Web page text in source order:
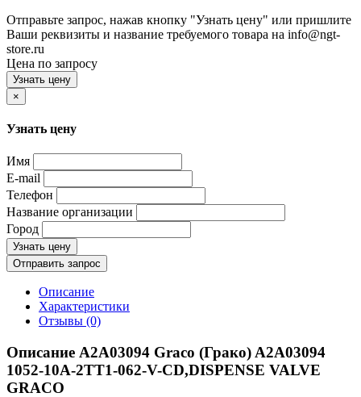
Отправьте запрос, нажав кнопку "Узнать цену" или пришлите
Ваши реквизиты и название требуемого товара на info@ngt-
store.ru
Цена по запросу
Узнать цену
×
Узнать цену
Имя
E-mail
Телефон
Название организации
Город
Узнать цену
Отправить запрос
Описание
Характеристики
Отзывы (0)
Описание A2A03094 Graco (Грако) A2A03094
1052-10A-2TT1-062-V-CD,DISPENSE VALVE
GRACO